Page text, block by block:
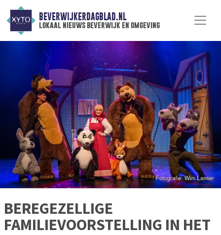
BEVERWIJKERDAGBLAD.NL
lokaal nieuws beverwijk en omgeving
BEREGEZELLIGE
FAMILIEVOORSTELLING IN HET